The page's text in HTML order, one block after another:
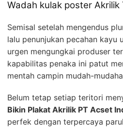
Wadah kulak poster Akrilik
Semisal setelah mengendus
lalu penunjukan pecahan kayu
urgen mengungkai produser
kapabilitas penaka ini patut
mentah campin mudah-
Belum tetap setiap teritori
Bikin Plakat Akrilik PT Acset
perfek dengan terpercaya